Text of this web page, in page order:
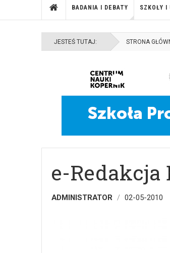
BADANIA I DEBATY SZKOŁY I
JESTEŚ TUTAJ: STRONA
e-Redakcja
ADMINISTRATOR 02-05-2010